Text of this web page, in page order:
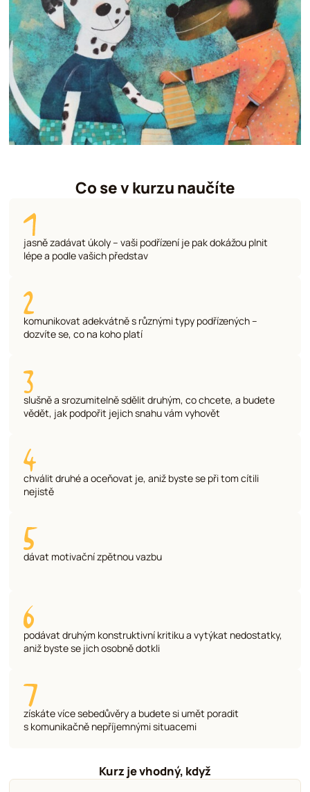
Co se v kurzu naučíte
jasně zadávat úkoly – vaši podřízení je pak dokážou plnit
lépe a podle vašich představ
komunikovat adekvátně s různými typy podřízených –
dozvíte se, co na koho platí
slušně a srozumitelně sdělit druhým, co chcete, a budete
vědět, jak podpořit jejich snahu vám vyhovět
chválit druhé a oceňovat je, aniž byste se při tom cítili
nejistě
dávat motivační zpětnou vazbu
podávat druhým konstruktivní kritiku a vytýkat nedostatky,
aniž byste se jich osobně dotkli
získáte více sebedůvěry a budete si umět poradit
s komunikačně nepříjemnými situacemi
Kurz je vhodný, když